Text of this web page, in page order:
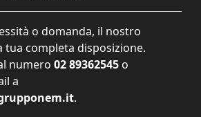
o domanda, il nostro
tua completa disposizione.
numero 02 89362545 o
a
.